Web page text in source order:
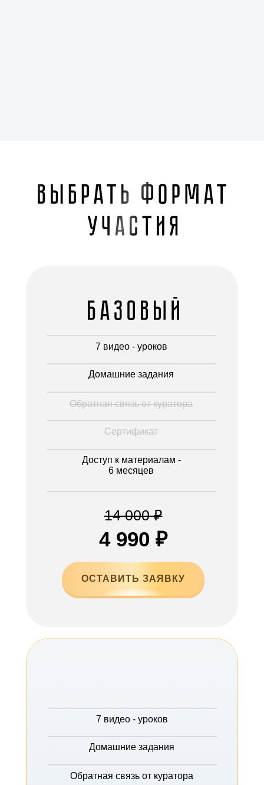
7 видео - уроков
Домашние задания
Обратная связь от куратора
14 000 ₽
4 990 ₽
ОСТАВИТЬ ЗАЯВКУ
7 видео - уроков
Домашние задания
Обратная связь от куратора
Сертификат
Доступ к материалам -
6 месяцев